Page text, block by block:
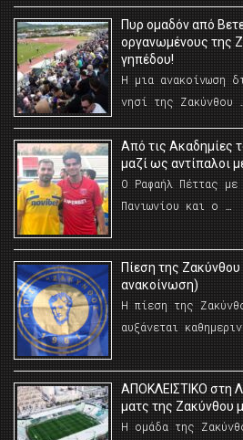
Πυρ ομαδόν από
οργανωμένους της
γηπέδου!
Η μια ανακοίνωση
νησί της Ζακύνθου …
Από τις Ακαδημίες
μαζί ως αντίπαλοι
Ο Ραφαήλ Πέττας με
Πανιωνίου και ο …
Πίεση της Ζακύνθου
ανακοίνωση)
Η πίεση της
αυξάνεται
AΠΟΚΛΕΙΣΤΙΚΟ στη
ματς της Ζακύνθου
Η ομάδα της